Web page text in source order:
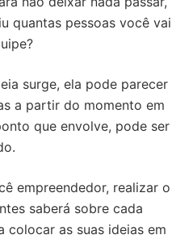
quantas pessoas você vai
surge, ela pode parecer
a partir do momento em
que envolve, pode ser
empreendedor, realizar o
saberá sobre cada
colocar as suas ideias em